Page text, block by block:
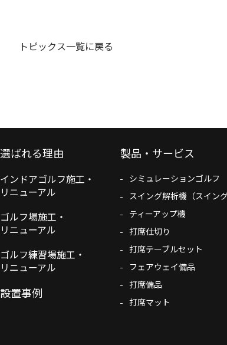
トピックス一覧に戻る
選ばれる理由
インドアゴルフ施工・
リニューアル
ゴルフ場施工・
リニューアル
ゴルフ練習場施工・
リニューアル
設置事例
製品・サービス
シミュレーションゴルフ
スイング解析機（スイング
ティーアップ機
打席仕切り
打席テーブルセット
フェアウェイ備品
打席備品
打席マット